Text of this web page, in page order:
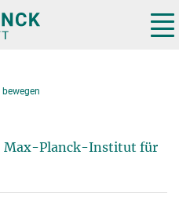
Max-Planck-Institut für